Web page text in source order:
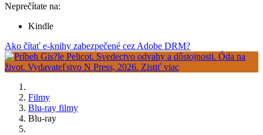
Neprečítate na:
Kindle
Ako čítať e-knihy zabezpečené cez Adobe DRM?
Filmy
Blu-ray filmy
Blu-ray